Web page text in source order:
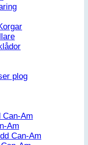
plog
Am
Am
Can-Am